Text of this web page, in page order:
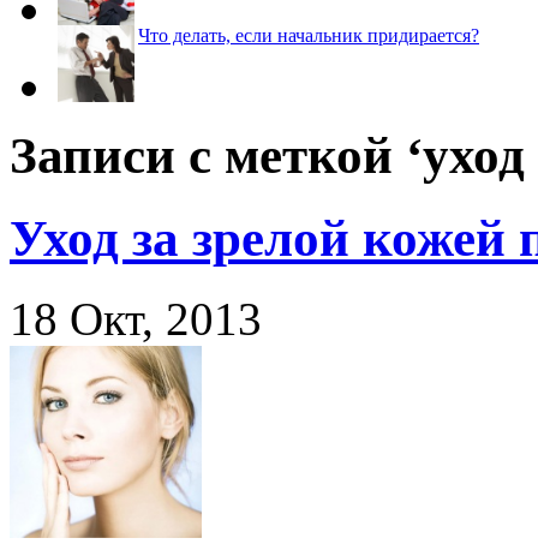
Что делать, если начальник придирается?
Записи с меткой
Уход за зрелой кожей
18 Окт, 2013